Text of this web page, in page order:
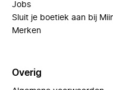
Jobs
Sluit je boetiek aan bij
Merken
Overig